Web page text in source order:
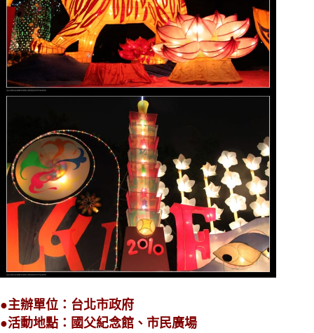
●主辦單位：台北市政府
●活動地點：國父紀念館、市民廣場